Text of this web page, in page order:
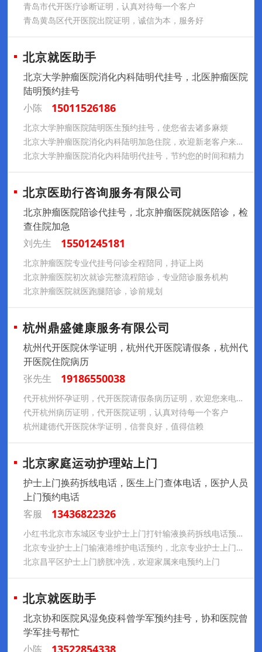
青岛市代开医疗诊断证明，认真对待每一个客户
青岛黄岛区代开医院出院证明，诚信为本，服务好
北京就医助手
北京大学肿瘤医院消化内科陆明代挂号，北医肿瘤医院
陆明预约挂号
小陈
15011526186
北京大学肿瘤医院陆明医生预约挂号，使您省去诸多麻烦
北京大学肿瘤医院消化内科陆明加急住院，欢迎新老客户来电咨询
北京大学肿瘤医院消化内科陆明代挂号，节约您的时间和精力
北京医助行咨询服务有限公司
北京肿瘤医院陪诊代挂号，北京肿瘤医院就医陪诊，检
查住院加急
刘先生
15501245181
北京肿瘤医院专业代挂号问诊全程陪同，持证上岗
北京肿瘤医院初次就诊完整流程陪诊，专业陪诊服务机构
北京肿瘤医院就医跑腿陪诊，诊前规划
杭州鼎盛健康服务有限公司
杭州代开医院休学证明，杭州代开医院请假条，杭州代
开医院住院病历
张先生
19186550038
代开杭州怀孕证明，代开医院请假条病历证明，欢迎您来电咨询
代开杭州病历证明，代开医院证明，认真对待每一个客户
杭州建德代开医院休学证明，信誉良好，值得信赖
北京家庭运动护理站上门
护士上门换药拆线电话，医生上门查体电话，医护人员
上门预约电话
客服
13436822326
小红书北京市东城区专业护士上门打针输液换药拆线电话预约，北京市医院在职正规护士上门护理服务预约电话
北京专业护士上门输液港维护电话预约，北京专业护士上门更换鼻饲管胃管电话预约，北京专业护士上门更换尿管电话预约
北京昌平区护士上门膀胱冲洗，欢迎家属来电预约上门
北京就医助手
北京协和医院风湿免疫科曾学军预约挂号，协和医院曾
学军挂号帮忙
小陈
13522854338